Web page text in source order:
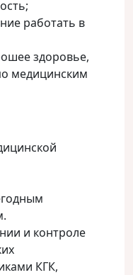
работать в
здоровье,
медицинским
и контроле
КГК,